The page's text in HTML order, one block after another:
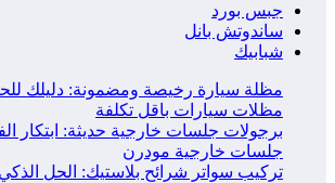
جبس بورد
ساندوتش بانل
شبابيك
مظلة سيارة رخيصة ومضمونة: دليلك
مظلات سيارات باقل تكلفة
برجولات جلسات خارجية حديثة: ابتكار
جلسات خارجية مودرن
تركيب سواتر شرائح بلاستيك: الحل